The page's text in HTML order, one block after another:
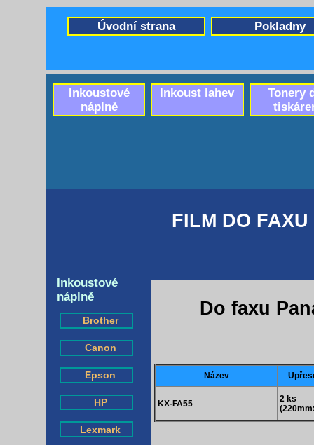
FILM DO
Do faxu
Inkoustové
náplně
Brother
Canon
Epson
HP
Lexmark
Název
KX-FA55
2 ks
Pokladny
Úvodní strana
Tonery
Inkoust lahev
Inkoustové
náplně